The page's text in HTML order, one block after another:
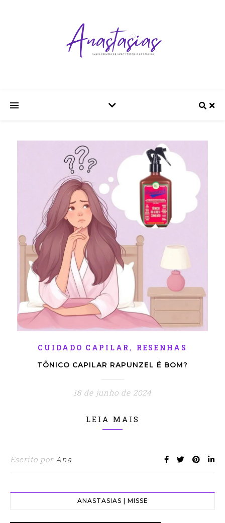
CUIDADO CAPILAR , RESENHAS
TÔNICO CAPILAR RAPUNZEL É BOM?
18 de junho de 2024
LEIA MAIS
Escrito por Ana
ANASTASIAS | MISSE